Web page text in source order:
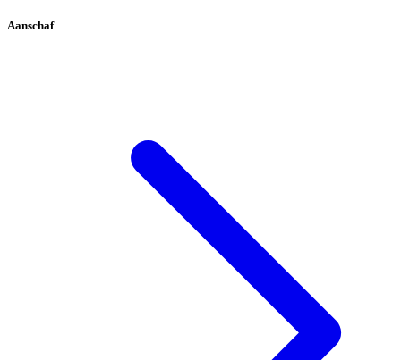
Aanschaf